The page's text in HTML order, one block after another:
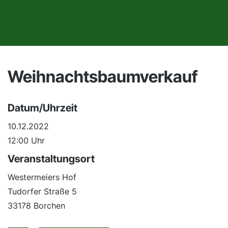
Weihnachtsbaumverkauf
Datum/Uhrzeit
10.12.2022
12:00 Uhr
Veranstaltungsort
Westermeiers Hof
Tudorfer Straße 5
33178 Borchen